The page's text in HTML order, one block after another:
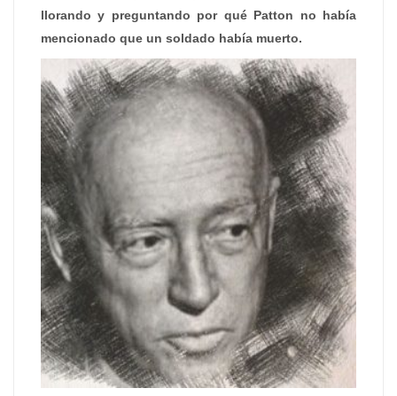
llorando y preguntando por qué Patton no había
mencionado que un soldado había muerto.